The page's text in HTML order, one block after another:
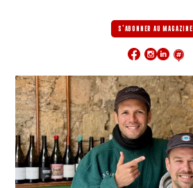
S'ABONNER AU MAGAZINE